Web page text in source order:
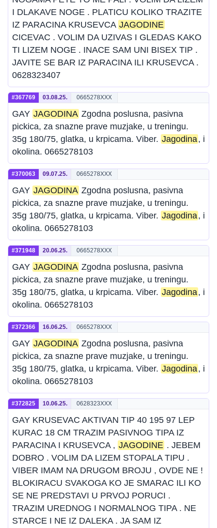
I DLAKAVE NOGE . PLATICU KOLIKO TRAZITE
IZ PARACINA KRUSEVCA JAGODINE
CICEVAC . VOLIM DA UZIVAS I GLEDAS KAKO
TI LIZEM NOGE . INACE SAM UNI BISEX TIP .
JAVITE SE BAR IZ PARACINA ILI KRUSEVCA .
0628323407
#367769 03.08.25. 0665278XXX
GAY JAGODINA Zgodna poslusna, pasivna
pickica, za snazne prave muzjake, u treningu.
35g 180/75, glatka, u krpicama. Viber. Jagodina, i
okolina. 0665278103
#370063 09.07.25. 0665278XXX
GAY JAGODINA Zgodna poslusna, pasivna
pickica, za snazne prave muzjake, u treningu.
35g 180/75, glatka, u krpicama. Viber. Jagodina, i
okolina. 0665278103
#371948 20.06.25. 0665278XXX
GAY JAGODINA Zgodna poslusna, pasivna
pickica, za snazne prave muzjake, u treningu.
35g 180/75, glatka, u krpicama. Viber. Jagodina, i
okolina. 0665278103
#372366 16.06.25. 0665278XXX
GAY JAGODINA Zgodna poslusna, pasivna
pickica, za snazne prave muzjake, u treningu.
35g 180/75, glatka, u krpicama. Viber. Jagodina, i
okolina. 0665278103
#372825 10.06.25. 0628323XXX
GAY KRUSEVAC AKTIVAN TIP 40 195 97 LEP
KURAC 18 CM TRAZIM PASIVNOG TIPA IZ
PARACINA I KRUSEVCA , JAGODINE . JEBEM
DOBRO . VOLIM DA LIZEM STOPALA TIPU .
VIBER IMAM NA DRUGOM BROJU , OVDE NE !
BLOKIRACU SVAKOGA KO JE SMARAC ILI KO
SE NE PREDSTAVI U PRVOJ PORUCI .
TRAZIM UREDNOG I NORMALNOG TIPA . NE
STARCE I NE IZ DALEKA . JA SAM IZ